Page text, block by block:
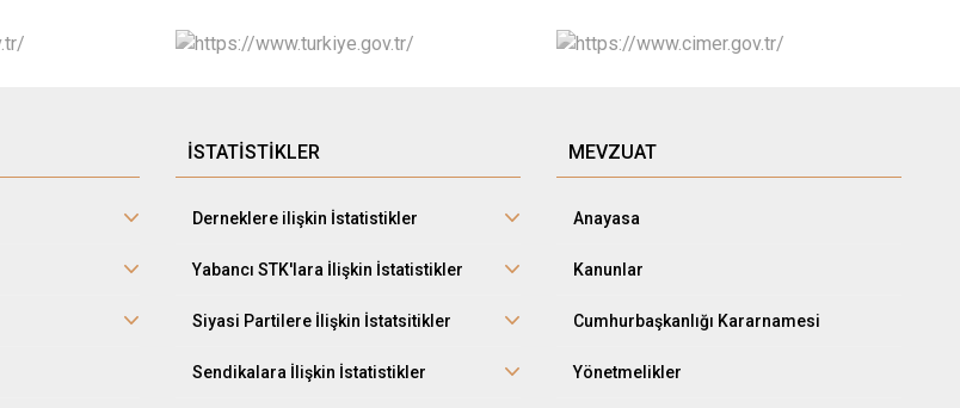
İSTATİSTİKLER
Derneklere ilişkin İstatistikler
Yabancı STK'lara İlişkin İstatistikler
Siyasi Partilere İlişkin İstatsitikler
Sendikalara İlişkin İstatistikler
MEVZUAT
Anayasa
Kanunlar
Cumhurbaşkanlığı Kararnamesi
Yönetmelikler